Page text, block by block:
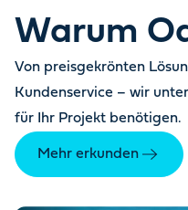
Warum
Von preisgekrönten
Kundenservice – wir
für Ihr Projekt benötigen.
Mehr erkunden